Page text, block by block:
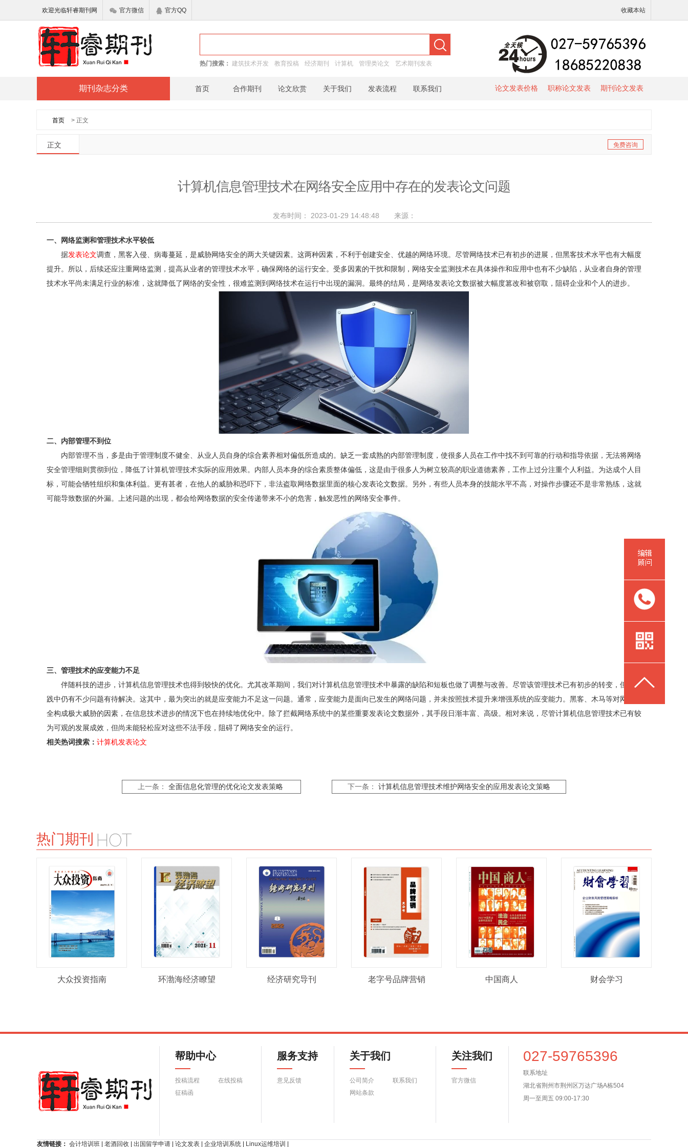
欢迎光临轩睿期刊网 官方微信 官方QQ 收藏本站
热门搜索： 建筑技术开发 教育投稿 经济期刊 计算机 管理类论文 艺术期刊发表
期刊杂志分类 首页 合作期刊 论文欣赏 关于我们 发表流程 联系我们 论文发表价格 职称论文发表 期刊论文发表
首页 > 正文
正文 免费咨询
计算机信息管理技术在网络安全应用中存在的发表论文问题
发布时间： 2023-01-29 14:48:48 来源：
一、网络监测和管理技术水平较低
据发表论文调查，黑客入侵、病毒蔓延，是威胁网络安全的两大关键因素。这两种因素，不利于创建安全、优越的网络环境。尽管网络技术已有初步的进展，但黑客技术水平也有大幅度
提升。所以，后续还应注重网络监测，提高从业者的管理技术水平，确保网络的运行安全。受多因素的干扰和限制，网络安全监测技术在具体操作和应用中也有不少缺陷，从业者自身的管理
技术水平尚未满足行业的标准，这就降低了网络的安全性，很难监测到网络技术在运行中出现的漏洞。最终的结局，是网络发表论文数据被大幅度篡改和被窃取，阻碍企业和个人的进步。
二、内部管理不到位
内部管理不当，多是由于管理制度不健全、从业人员自身的综合素养相对偏低所造成的。缺乏一套成熟的内部管理制度，使很多人员在工作中找不到可靠的行动和指导依据，无法将网络
安全管理细则贯彻到位，降低了计算机管理技术实际的应用效果。内部人员本身的综合素质整体偏低，这是由于很多人为树立较高的职业道德素养，工作上过分注重个人利益。为达成个人目
标，可能会牺牲组织和集体利益。更有甚者，在他人的威胁和恐吓下，非法盗取网络数据里面的核心发表论文数据。另外，有些人员本身的技能水平不高，对操作步骤还不是非常熟练，这就
可能导致数据的外漏。上述问题的出现，都会给网络数据的安全传递带来不小的危害，触发恶性的网络安全事件。
三、管理技术的应变能力不足
伴随科技的进步，计算机信息管理技术也得到较快的优化。尤其改革期间，我们对计算机信息管理技术中暴露的缺陷和短板也做了调整与改善。尽管该管理技术已有初步的转变，但在实
践中仍有不少问题有待解决。这其中，最为突出的就是应变能力不足这一问题。通常，应变能力是面向已发生的网络问题，并未按照技术提升来增强系统的应变能力。黑客、木马等对网络安
全构成极大威胁的因素，在信息技术进步的情况下也在持续地优化中。除了拦截网络系统中的某些重要发表论文数据外，其手段日渐丰富、高级。相对来说，尽管计算机信息管理技术已有较
为可观的发展成效，但尚未能轻松应对这些不法手段，阻碍了网络安全的运行。
相关热词搜索： 计算机发表论文
上一条： 全面信息化管理的优化论文发表策略 下一条： 计算机信息管理技术维护网络安全的应用发表论文策略
热门期刊
大众投资指南 环渤海经济瞭望 经济研究导刊 老字号品牌营销 中国商人 财会学习
027-59765396
联系地址
湖北省荆州市荆州区万达广场A栋504
周一至周五 09:00-17:30
帮助中心
投稿流程
在线投稿
征稿函
服务支持
意见反馈
关于我们
公司简介
联系我们
网站条款
关注我们
官方微信
友情链接： 会计培训班 老酒回收 出国留学申请 论文发表 企业培训系统 Linux运维培训